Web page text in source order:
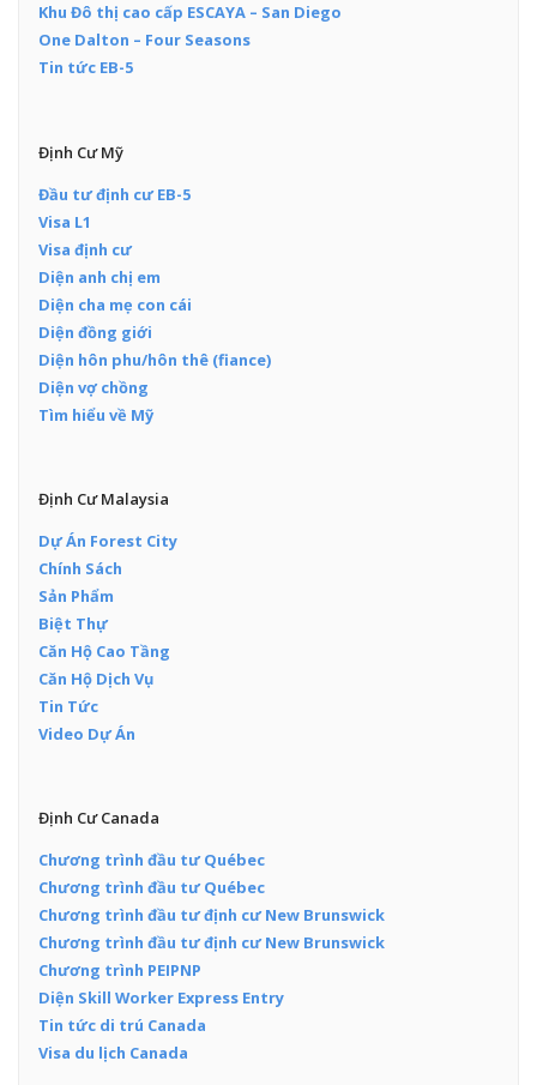
Khu Đô thị cao cấp ESCAYA – San Diego
One Dalton – Four Seasons
Tin tức EB-5
Định Cư Mỹ
Đầu tư định cư EB-5
Visa L1
Visa định cư
Diện anh chị em
Diện cha mẹ con cái
Diện đồng giới
Diện hôn phu/hôn thê (fiance)
Diện vợ chồng
Tìm hiểu về Mỹ
Định Cư Malaysia
Dự Án Forest City
Chính Sách
Sản Phẩm
Biệt Thự
Căn Hộ Cao Tầng
Căn Hộ Dịch Vụ
Tin Tức
Video Dự Án
Định Cư Canada
Chương trình đầu tư Québec
Chương trình đầu tư Québec
Chương trình đầu tư định cư New Brunswick
Chương trình đầu tư định cư New Brunswick
Chương trình PEIPNP
Diện Skill Worker Express Entry
Tin tức di trú Canada
Visa du lịch Canada